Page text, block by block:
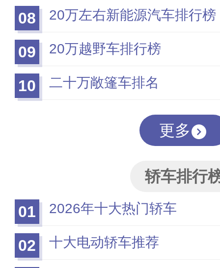
08 20万左右新能源汽车排行榜
09 20万越野车排行榜
10 二十万敞篷车排名
更多
轿车排行
01
2026年十大热门轿车
02 十大电动轿车推荐